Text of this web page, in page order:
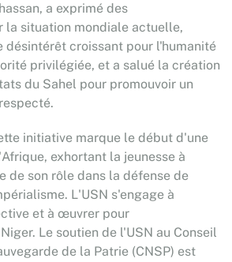
a exprimé des
la situation mondiale actuelle,
désintérêt croissant pour l'humanité
privilégiée, et a salué la création
du Sahel pour promouvoir un
initiative marque le début d'une
exhortant la jeunesse à
de son rôle dans la défense de
L'USN s'engage à
et à œuvrer pour
Le soutien de l'USN au Conseil
de la Patrie (CNSP) est